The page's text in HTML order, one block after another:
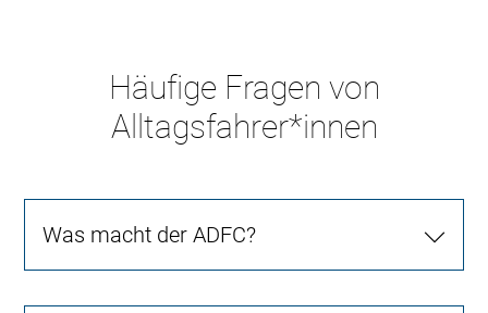
Häufige Fragen von
Alltagsfahrer*innen
Was macht der ADFC?